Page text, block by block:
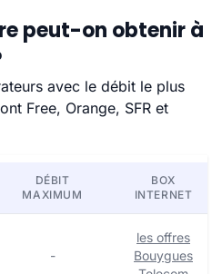
peut-on obtenir à
avec le débit le plus
Free, Orange, SFR et
DÉBIT
MAXIMUM
BOX
INTERNET
-
les offres
Bouygues